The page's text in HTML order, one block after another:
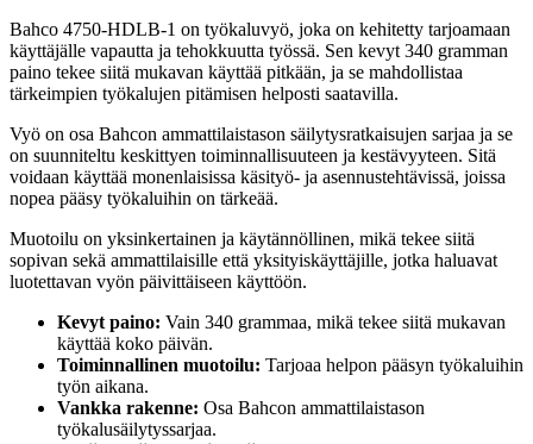
Bahco 4750-HDLB-1 on työkaluvyö, joka on kehitetty tarjoamaan
käyttäjälle vapautta ja tehokkuutta työssä. Sen kevyt 340 gramman
paino tekee siitä mukavan käyttää pitkään, ja se mahdollistaa
tärkeimpien työkalujen pitämisen helposti saatavilla.
Vyö on osa Bahcon ammattilaistason säilytysratkaisujen sarjaa ja se
on suunniteltu keskittyen toiminnallisuuteen ja kestävyyteen. Sitä
voidaan käyttää monenlaisissa käsityö- ja asennustehtävissä, joissa
nopea pääsy työkaluihin on tärkeää.
Muotoilu on yksinkertainen ja käytännöllinen, mikä tekee siitä
sopivan sekä ammattilaisille että yksityiskäyttäjille, jotka haluavat
luotettavan vyön päivittäiseen käyttöön.
Kevyt paino: Vain 340 grammaa, mikä tekee siitä mukavan
käyttää koko päivän.
Toiminnallinen muotoilu: Tarjoaa helpon pääsyn työkaluihin
työn aikana.
Vankka rakenne: Osa Bahcon ammattilaistason
työkalusäilytyssarjaa.